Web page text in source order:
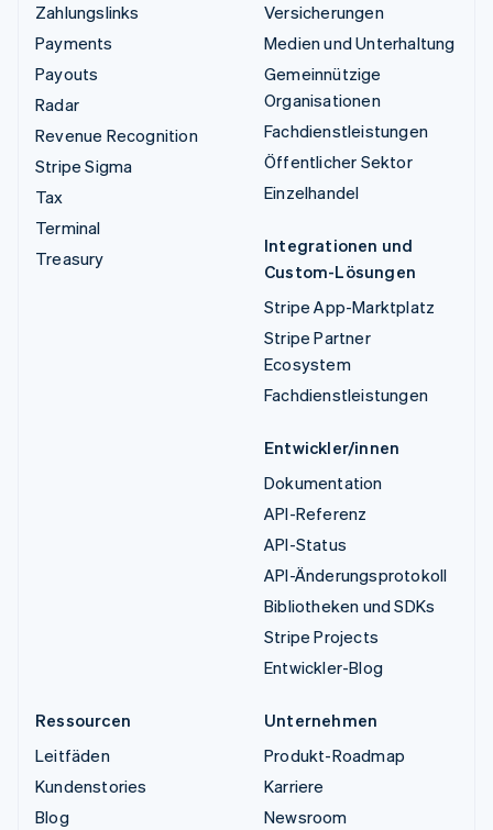
Zahlungslinks
Payments
Payouts
Radar
Revenue Recognition
Stripe Sigma
Tax
Terminal
Treasury
Versicherungen
Medien und Unterhaltung
Gemeinnützige
Organisationen
Fachdienstleistungen
Öffentlicher Sektor
Einzelhandel
Integrationen und
Custom-Lösungen
Stripe App-Marktplatz
Stripe Partner
Ecosystem
Fachdienstleistungen
Entwickler/innen
Dokumentation
API-Referenz
API-Status
API-Änderungsprotokoll
Bibliotheken und SDKs
Stripe Projects
Entwickler-Blog
Ressourcen
Leitfäden
Kundenstories
Blog
Unternehmen
Produkt-Roadmap
Karriere
Newsroom